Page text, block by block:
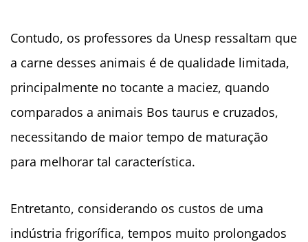
Contudo, os professores da Unesp ressaltam que
a carne desses animais é de qualidade limitada,
principalmente no tocante a maciez, quando
comparados a animais Bos taurus e cruzados,
necessitando de maior tempo de maturação
para melhorar tal característica.
Entretanto, considerando os custos de uma
indústria frigorífica, tempos muito prolongados